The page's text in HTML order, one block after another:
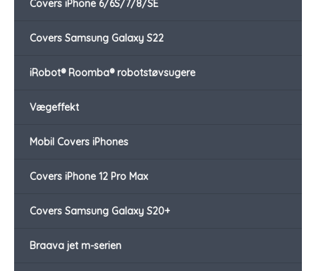
Covers iPhone 6/6S/7/8/SE
Covers Samsung Galaxy S22
iRobot® Roomba® robotstøvsugere
Vægeffekt
Mobil Covers iPhones
Covers iPhone 12 Pro Max
Covers Samsung Galaxy S20+
Braava jet m-serien